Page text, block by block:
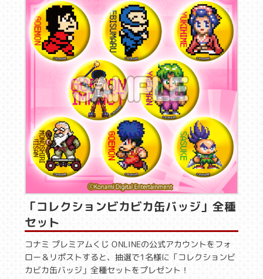
「コレクションビカビカ缶バッジ」全種
セット
コナミ プレミアムくじ ONLINEの公式アカウントをフォ
ロー＆リポストすると、抽選で1名様に「コレクションビ
カビカ缶バッジ」全種セットをプレゼント！